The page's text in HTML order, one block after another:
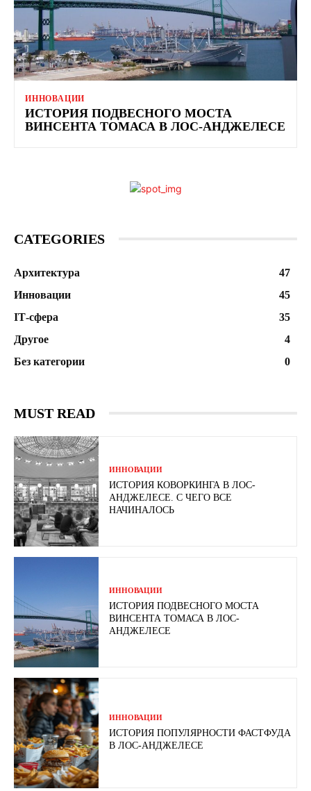
ИННОВАЦИИ
ИСТОРИЯ ПОДВЕСНОГО МОСТА
ВИНСЕНТА ТОМАСА В ЛОС-АНДЖЕЛЕСЕ
CATEGORIES
Архитектура
47
Инновации
45
ІТ-сфера
35
Другое
4
Без категории
0
MUST READ
ИННОВАЦИИ
ИСТОРИЯ КОВОРКИНГА В ЛОС-
АНДЖЕЛЕСЕ. С ЧЕГО ВСЕ
НАЧИНАЛОСЬ
ИННОВАЦИИ
ИСТОРИЯ ПОДВЕСНОГО МОСТА
ВИНСЕНТА ТОМАСА В ЛОС-
АНДЖЕЛЕСЕ
ИННОВАЦИИ
ИСТОРИЯ ПОПУЛЯРНОСТИ ФАСТФУДА
В ЛОС-АНДЖЕЛЕСЕ